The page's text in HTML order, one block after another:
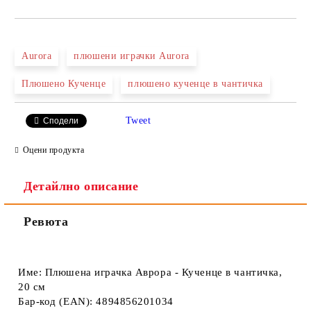
Aurora плюшени играчки Aurora
Плюшено Кученце плюшено кученце в чантичка
Сподели Tweet
Оцени продукта
Детайлно описание
Ревюта
Име: Плюшена играчка Аврора - Кученце в чантичка,
20 см
Бар-код (EAN): 4894856201034